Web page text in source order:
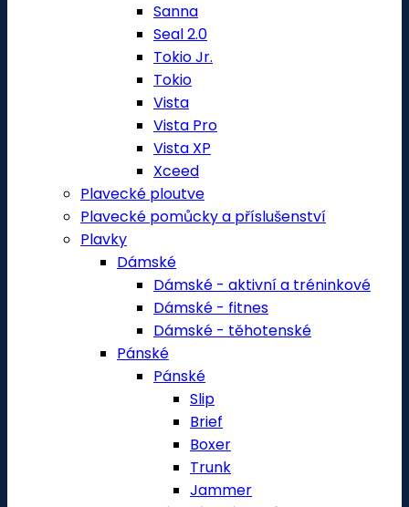
Sanna
Seal 2.0
Tokio Jr.
Tokio
Vista
Vista Pro
Vista XP
Xceed
Plavecké ploutve
Plavecké pomůcky a příslušenství
Plavky
Dámské
Dámské - aktivní a tréninkové
Dámské - fitnes
Dámské - těhotenské
Pánské
Pánské
Slip
Brief
Boxer
Trunk
Jammer